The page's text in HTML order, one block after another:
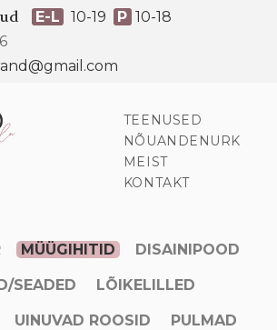
E-L 10-19 P 10-18
TEENUSED
NÕUANDENURK
MEIST
KONTAKT
MÜÜGIHITID DISAINIPOOD
SEADED LÕIKELILLED
UINUVAD ROOSID PULMAD